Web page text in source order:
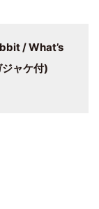
/ What’s
ャケ付)